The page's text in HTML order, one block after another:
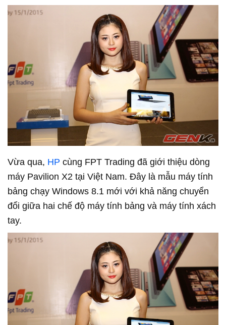
Vừa qua, HP cùng FPT Trading đã giới thiệu dòng
máy Pavilion X2 tại Việt Nam. Đây là mẫu máy tính
bảng chạy Windows 8.1 mới với khả năng chuyển
đổi giữa hai chế độ máy tính bảng và máy tính xách
tay.